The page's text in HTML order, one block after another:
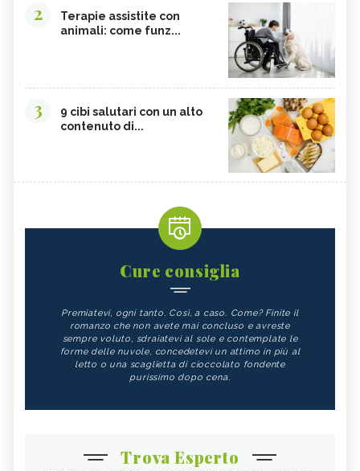
2
Terapie assistite con
animali: come funz...
3
9 cibi salutari con un alto
contenuto di...
Cure consiglia
Premiatevi, ogni tanto. Così, a caso. Come? Finite il
romanzo che non avete mai concluso e avreste
sempre voluto, sdraiatevi al sole e contemplate le
forme delle nuvole, concedetevi un attimo in più al
letto o una scaglietta di cioccolato fondente
purissimo dopo cena.
Trova Esperto